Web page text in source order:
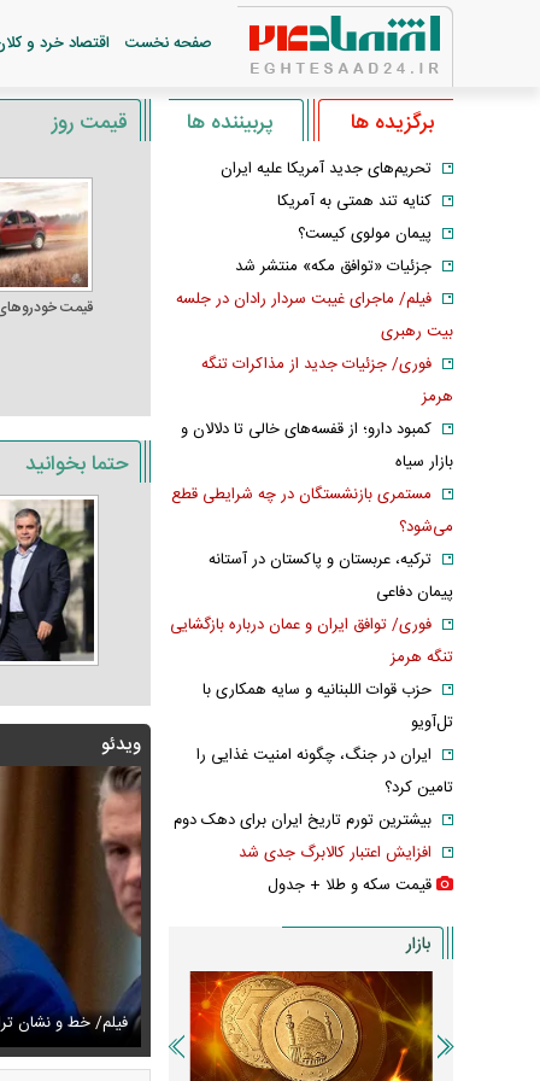
صفحه نخست اقتصاد خرد و
قیمت روز
قیمت
حتما بخوانید
ویدئو
قالیباف خواهش کردیم که رئیس تیم مذاکره‌کننده
فیلم/ خط و نشان
جدید صابر ابر در فضای مجازی پربازدید شد عکس دیده‌نشده
برگزیده ها پربیننده ها
تحریم‌های جدید آمریکا علیه ایران
کنایه تند همتی به آمریکا
پیمان مولوی کیست؟
جزئیات «توافق مکه» منتشر شد
فیلم/ ماجرای غیبت سردار رادان در جلسه
بیت رهبری
فوری/ جزئیات جدید از مذاکرات تنگه
هرمز
کمبود دارو؛ از قفسه‌های خالی تا دلالان و
بازار سیاه
مستمری بازنشستگان در چه شرایطی قطع
می‌شود؟
ترکیه، عربستان و پاکستان در آستانه
پیمان دفاعی
فوری/ توافق ایران و عمان درباره بازگشایی
تنگه هرمز
حزب قوات اللبنانیه و سایه همکاری با
تل‌آویو
ایران در جنگ، چگونه امنیت غذایی را
تامین کرد؟
بیشترین تورم تاریخ ایران برای دهک دوم
افزایش اعتبار کالابرگ جدی شد
قیمت سکه و طلا + جدول
بازار